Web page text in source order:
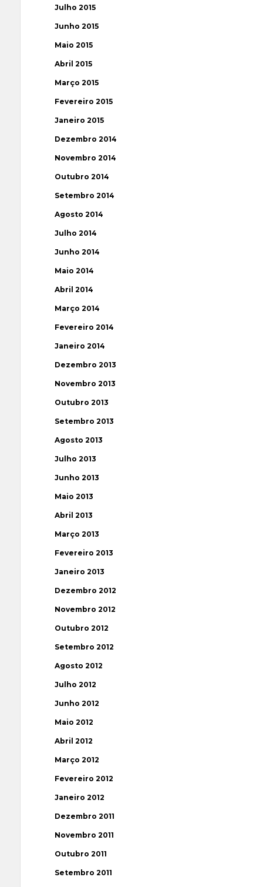
Julho 2015
Junho 2015
Maio 2015
Abril 2015
Março 2015
Fevereiro 2015
Janeiro 2015
Dezembro 2014
Novembro 2014
Outubro 2014
Setembro 2014
Agosto 2014
Julho 2014
Junho 2014
Maio 2014
Abril 2014
Março 2014
Fevereiro 2014
Janeiro 2014
Dezembro 2013
Novembro 2013
Outubro 2013
Setembro 2013
Agosto 2013
Julho 2013
Junho 2013
Maio 2013
Abril 2013
Março 2013
Fevereiro 2013
Janeiro 2013
Dezembro 2012
Novembro 2012
Outubro 2012
Setembro 2012
Agosto 2012
Julho 2012
Junho 2012
Maio 2012
Abril 2012
Março 2012
Fevereiro 2012
Janeiro 2012
Dezembro 2011
Novembro 2011
Outubro 2011
Setembro 2011